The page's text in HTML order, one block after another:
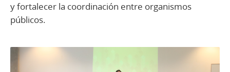
y fortalecer la coordinación entre organismos
públicos.